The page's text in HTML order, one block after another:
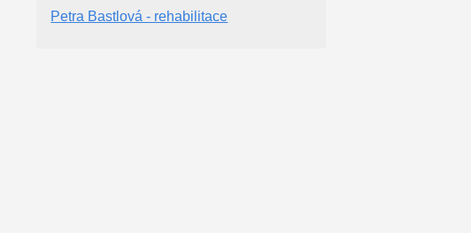
Petra Bastlová - rehabilitace